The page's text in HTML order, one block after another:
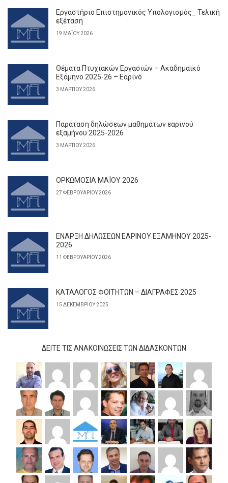
Εργαστήριο Επιστημονικός Υπολογισμός_ Τελική
εξέταση
19 ΜΑΪ́ΟΥ 2026
Θέματα Πτυχιακών Εργασιών – Ακαδημαϊκό
Εξάμηνο 2025-26 – Εαρινό
3 ΜΑΡΤΊΟΥ 2026
Παράταση δηλώσεων μαθημάτων εαρινού
εξαμήνου 2025-2026
3 ΜΑΡΤΊΟΥ 2026
ΟΡΚΩΜΟΣΙΑ ΜΑΪΟΥ 2026
27 ΦΕΒΡΟΥΑΡΊΟΥ 2026
ΕΝΑΡΞΗ ΔΗΛΩΣΕΩΝ ΕΑΡΙΝΟΥ ΕΞΑΜΗΝΟΥ 2025-
2026
11 ΦΕΒΡΟΥΑΡΊΟΥ 2026
ΚΑΤΑΛΟΓΟΣ ΦΟΙΤΗΤΩΝ – ΔΙΑΓΡΑΦΕΣ 2025
15 ΔΕΚΕΜΒΡΊΟΥ 2025
ΔΕΊΤΕ ΤΙΣ ΑΝΑΚΟΙΝΏΣΕΙΣ ΤΩΝ ΔΙΔΆΣΚΟΝΤΩΝ